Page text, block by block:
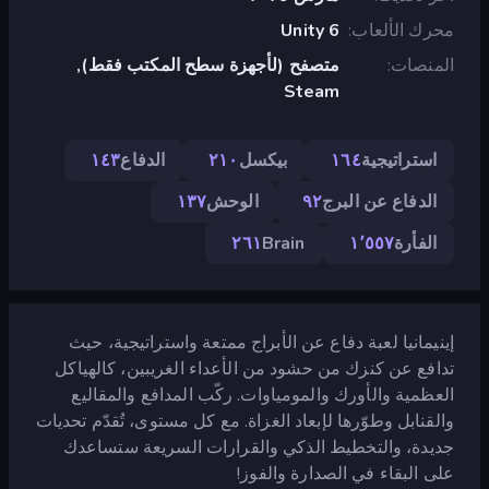
محرك الألعاب Unity 6
المنصات
متصفح (لأجهزة سطح المكتب فقط),
Steam
استراتيجية١٦٤ بيكسل ٢١٠ الدفاع١٤٣
الدفاع عن البرج٩٢ الوحش١٣٧
الفأرة١٬٥٥٧ Brain٢٦١
إينيمانيا لعبة دفاع عن الأبراج ممتعة واستراتيجية، حيث
تدافع عن كنزك من حشود من الأعداء الغريبين، كالهياكل
العظمية والأورك والمومياوات. ركّب المدافع والمقاليع
والقنابل وطوّرها لإبعاد الغزاة. مع كل مستوى، تُقدّم تحديات
جديدة، والتخطيط الذكي والقرارات السريعة ستساعدك
على البقاء في الصدارة والفوز!